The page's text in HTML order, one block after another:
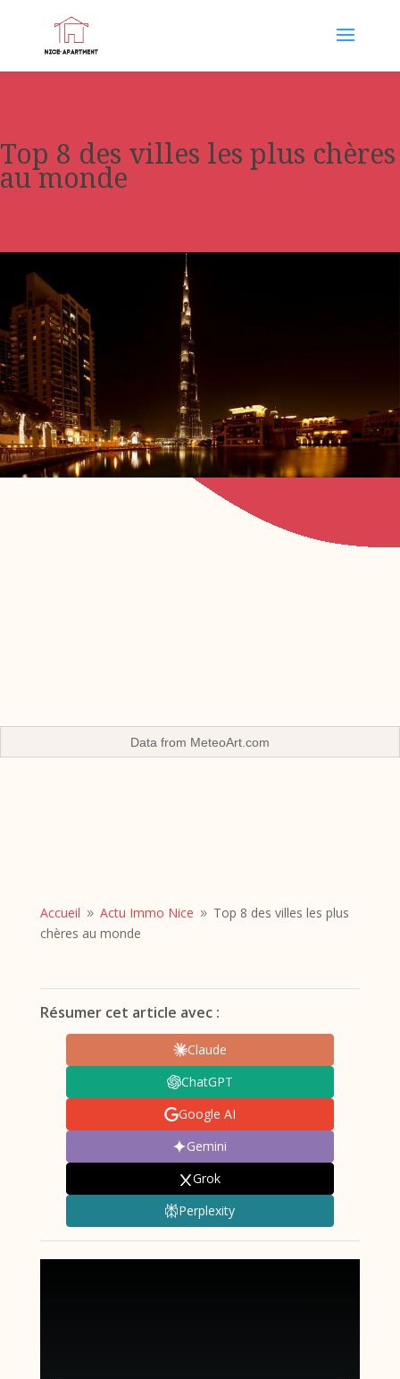
Top 8 des villes les plus chères
au monde
Data from MeteoArt.com
Accueil 9 Actu Immo Nice 9 Top 8 des villes les plus
chères au monde
Résumer cet article avec :
Claude
ChatGPT
Google AI
Gemini
Grok
Perplexity